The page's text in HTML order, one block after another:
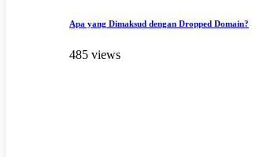
Apa yang Dimaksud dengan Dropped Domain?
485 views